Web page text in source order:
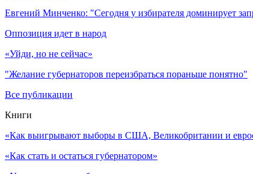
Евгений Минченко: "Сегодня у избирателя доминирует
Оппозиция идет в народ
«Уйди, но не сейчас»
"Желание губернаторов переизбраться пораньше понятно"
Все публикации
Книги
«Как выигрывают выборы в США, Великобритании и
«Как стать и остаться губернатором»